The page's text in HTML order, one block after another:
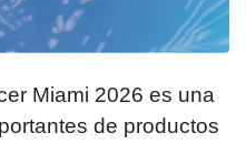
Miami 2026 es una
de productos